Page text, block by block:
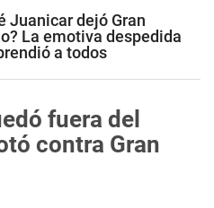
Juanicar dejó Gran
La emotiva despedida
a todos
fuera del
contra Gran